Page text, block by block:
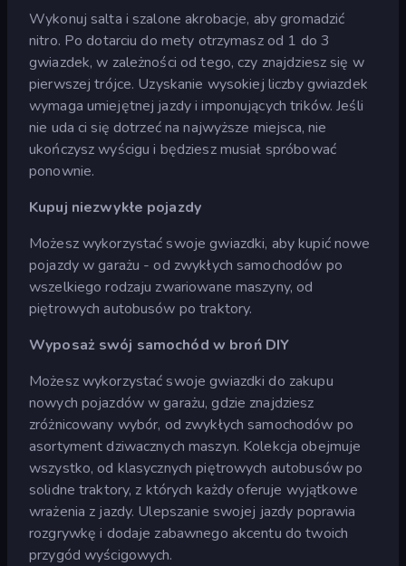
Wykonuj salta i szalone akrobacje, aby gromadzić
nitro. Po dotarciu do mety otrzymasz od 1 do 3
gwiazdek, w zależności od tego, czy znajdziesz się w
pierwszej trójce. Uzyskanie wysokiej liczby gwiazdek
wymaga umiejętnej jazdy i imponujących trików. Jeśli
nie uda ci się dotrzeć na najwyższe miejsca, nie
ukończysz wyścigu i będziesz musiał spróbować
ponownie.
Kupuj niezwykłe pojazdy
Możesz wykorzystać swoje gwiazdki, aby kupić nowe
pojazdy w garażu - od zwykłych samochodów po
wszelkiego rodzaju zwariowane maszyny, od
piętrowych autobusów po traktory.
Wyposaż swój samochód w broń DIY
Możesz wykorzystać swoje gwiazdki do zakupu
nowych pojazdów w garażu, gdzie znajdziesz
zróżnicowany wybór, od zwykłych samochodów po
asortyment dziwacznych maszyn. Kolekcja obejmuje
wszystko, od klasycznych piętrowych autobusów po
solidne traktory, z których każdy oferuje wyjątkowe
wrażenia z jazdy. Ulepszanie swojej jazdy poprawia
rozgrywkę i dodaje zabawnego akcentu do twoich
przygód wyścigowych.